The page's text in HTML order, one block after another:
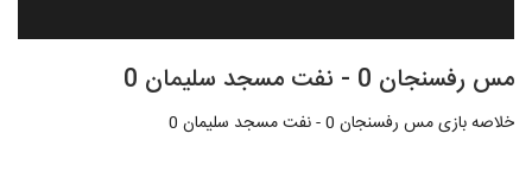
مس رفسنجان 0 - نفت مسجد سلیمان 0
خلاصه بازی مس رفسنجان 0 - نفت مسجد سلیمان 0